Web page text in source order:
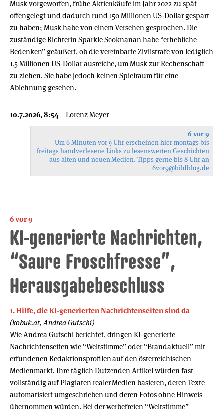
Musk vorgeworfen, frühe Aktienkäufe im Jahr 2022 zu spät
offengelegt und dadurch rund 150 Millionen US-Dollar gespart
zu haben; Musk habe von einem Versehen gesprochen. Die
zuständige Richterin Sparkle Sooknanan habe “erhebliche
Bedenken” geäußert, ob die vereinbarte Zivilstrafe von lediglich
1,5 Millionen US-Dollar ausreiche, um Musk zur Rechenschaft
zu ziehen. Sie habe jedoch keinen Spielraum für eine
Ablehnung gesehen.
10.7.2026, 8:54 Lorenz Meyer
6 vor 9
Um 6 Minuten vor 9 Uhr erscheinen hier montags bis
freitags handverlesene Links zu lesenswerten Geschichten
aus alten und neuen Medien. Tipps gerne bis 8 Uhr an
6vor9@bildblog.de
6 vor 9
KI-generierte Nachrichten,
“Saure Froschfresse”,
Herausgabebeschluss
1. Hilfe, die KI-generierten Nachrichtenseiten sind da
(kobuk.at, Andrea Gutschi)
Wie Andrea Gutschi berichtet, dringen KI-generierte
Nachrichtenseiten wie “Weltstimme” oder “Brandaktuell” mit
erfundenen Redaktionsprofilen auf den österreichischen
Medienmarkt. Ihre täglich Dutzenden Artikel würden fast
vollständig auf Plagiaten realer Medien basieren, deren Texte
automatisiert umgeschrieben und deren Fotos ohne Hinweis
übernommen würden. Bei der werbefreien “Weltstimme”